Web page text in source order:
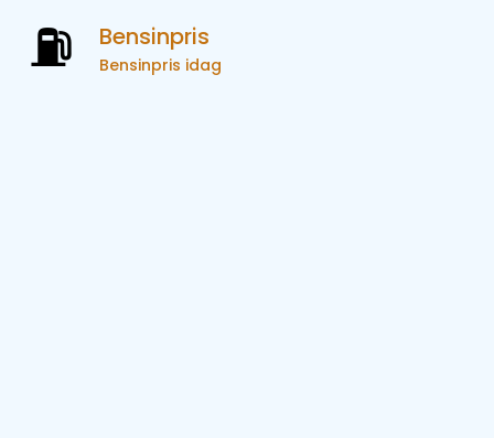
Bensinpris
Bensinpris idag